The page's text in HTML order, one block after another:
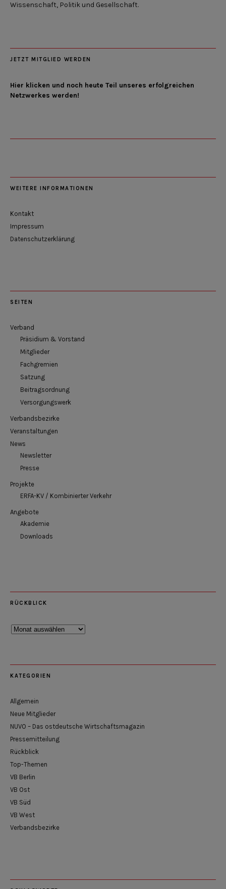
Wissenschaft, Politik und Gesellschaft.
JETZT MITGLIED WERDEN
Hier klicken und noch heute Teil unseres erfolgreichen
Netzwerkes werden!
WEITERE INFORMATIONEN
Kontakt
Impressum
Datenschutzerklärung
SEITEN
Verband
Präsidium & Vorstand
Mitglieder
Fachgremien
Satzung
Beitragsordnung
Versorgungswerk
Verbandsbezirke
Veranstaltungen
News
Newsletter
Presse
Projekte
ERFA-KV / Kombinierter Verkehr
Angebote
Akademie
Downloads
RÜCKBLICK
Rückblick
KATEGORIEN
Allgemein
Neue Mitglieder
NUVO – Das ostdeutsche Wirtschaftsmagazin
Pressemitteilung
Rückblick
Top-Themen
VB Berlin
VB Ost
VB Süd
VB West
Verbandsbezirke